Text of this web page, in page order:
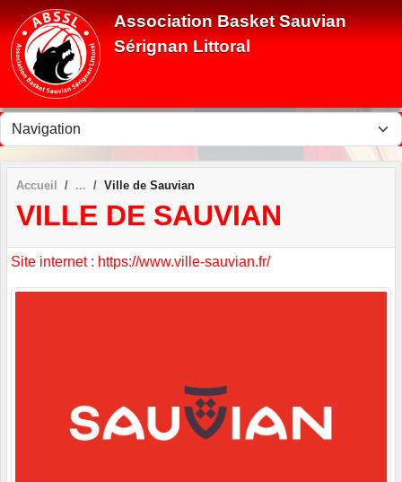
Association Basket Sauvian
Sérignan Littoral
Accueil Ville de Sauvian
VILLE DE SAUVIAN
Site internet : https://www.ville-sauvian.fr/
Panneau de gestion des cookies